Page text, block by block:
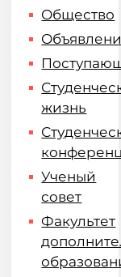
Общество
жизнь
Ученый
совет
Факультет